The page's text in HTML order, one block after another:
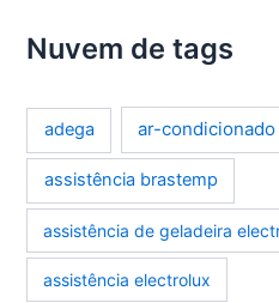
Nuvem de tags
adega ar-condicionado
assistência brastemp
assistência de geladeira
assistência electrolux